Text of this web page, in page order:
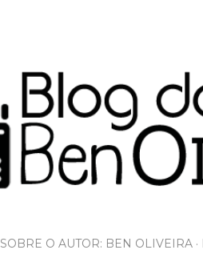
SOBRE O AUTOR: BEN OLIVEIRA